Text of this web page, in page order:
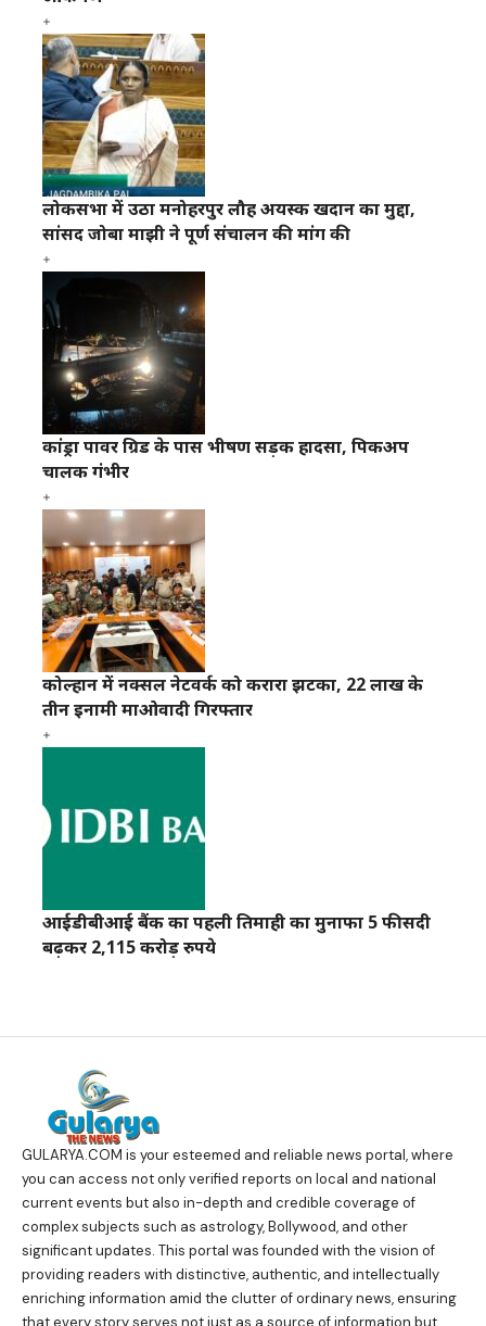
लोकसभा में उठा मनोहरपुर लौह अयस्क खदान का मुद्दा,
सांसद जोबा माझी ने पूर्ण संचालन की मांग की
कांड्रा पावर ग्रिड के पास भीषण सड़क हादसा, पिकअप
चालक गंभीर
कोल्हान में नक्सल नेटवर्क को करारा झटका, 22 लाख के
तीन इनामी माओवादी गिरफ्तार
आईडीबीआई बैंक का पहली तिमाही का मुनाफा 5 फीसदी
बढ़कर 2,115 करोड़ रुपये
GULARYA.COM is your esteemed and reliable news portal, where
you can access not only verified reports on local and national
current events but also in-depth and credible coverage of
complex subjects such as astrology, Bollywood, and other
significant updates. This portal was founded with the vision of
providing readers with distinctive, authentic, and intellectually
enriching information amid the clutter of ordinary news, ensuring